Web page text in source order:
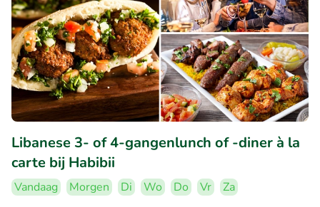
Libanese 3- of 4-gangenlunch of -diner à la
carte bij Habibii
Vandaag Morgen Di Wo Do Vr
Za